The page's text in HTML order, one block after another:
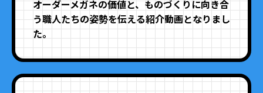
オーダーメガネの価値と、ものづくりに向き合
う職人たちの姿勢を伝える紹介動画となりまし
た。